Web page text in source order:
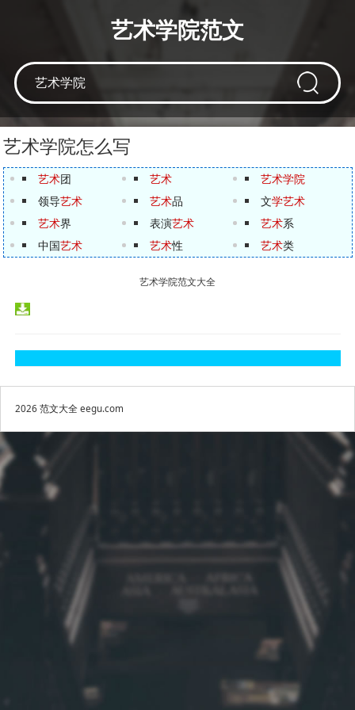
艺术学院范文
艺术学院怎么写
艺术团 艺术
艺术学院
领导艺术 艺术品 文学艺术
艺术界 表演艺术 艺术系
中国艺术 艺术性 艺术类
艺术学院范文大全
2026 范文大全eegu.com